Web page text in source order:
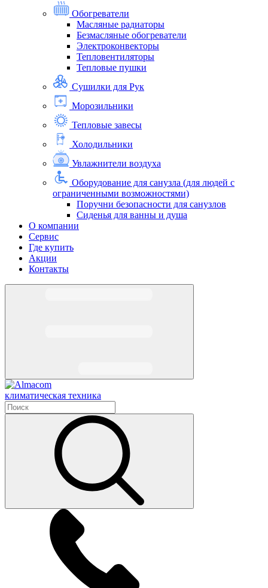
Обогреватели
Масляные радиаторы
Безмасляные обогреватели
Электроконвекторы
Тепловентиляторы
Тепловые пушки
Сушилки для Рук
Морозильники
Тепловые завесы
Холодильники
Увлажнители воздуха
Оборудование для санузла (для людей с
ограниченными возможностями)
Поручни безопасности для санузлов
Сиденья для ванны и душа
О компании
Сервис
Где купить
Акции
Контакты
климатическая техника